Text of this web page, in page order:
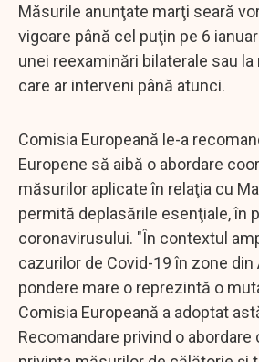
Măsurile anunţate marţi seară
vigoare până cel puţin pe 6
unei reexaminări bilaterale sau la
care ar interveni până atunci.
Comisia Europeană le-a
Europene să aibă o abordare
măsurilor aplicate în relaţia cu
permită deplasările esenţiale, în
coronavirusului. "În contextul
cazurilor de Covid-19 în zone din
pondere mare o reprezintă o
Comisia Europeană a adoptat
Recomandare privind o abordare